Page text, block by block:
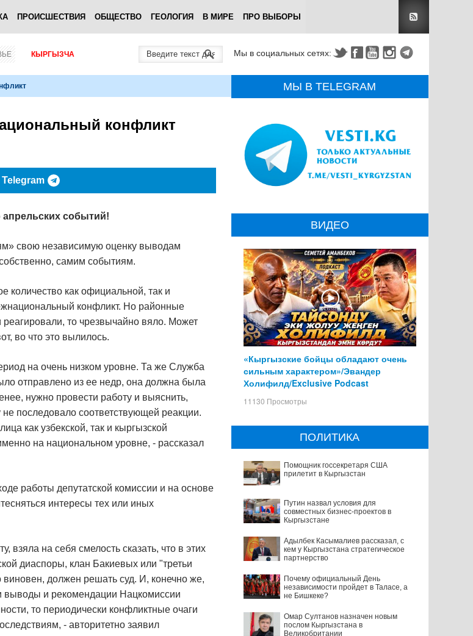
ПРОИСШЕСТВИЯ ОБЩЕСТВО ГЕОЛОГИЯ В МИРЕ ПРО ВЫБОРЫ
КЫРГЫЗЧА Мы в социальных сетях:
конфликт
Telegram
событий!
свою независимую оценку выводам
самим событиям.
количество как официальной, так и
конфликт. Но районные
реагировали, то чрезвычайно вяло. Может
во что это вылилось.
на очень низком уровне. Та же Служба
отправлено из ее недр, она должна была
нужно провести работу и выяснить,
последовало соответствующей реакции.
как узбекской, так и кыргызской
на национальном уровне, - рассказал
работы депутатской комиссии и на основе
интересы тех или иных
взяла на себя смелость сказать, что в этих
диаспоры, клан Бакиевых или "третьи
виновен, должен решать суд. И, конечно же,
выводы и рекомендации Нацкомиссии
то периодически конфликтные очаги
- авторитетно заявил
МЫ В TELEGRAM
ВИДЕО
«Кыргызские бойцы обладают очень
сильным характером»/Эвандер
Холифилд/Exclusive Podcast
11130 Просмотры
ПОЛИТИКА
Помощник госсекретаря США
прилетит в Кыргызстан
Путин назвал условия для
совместных бизнес-проектов в
Кыргызстане
Адылбек Касымалиев рассказал, с
кем у Кыргызстана стратегическое
партнерство
Почему официальный День
независимости пройдет в Таласе, а
не Бишкеке?
Омар Султанов назначен новым
послом Кыргызстана в
Великобритании